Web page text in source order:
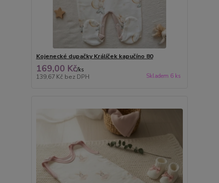
Kojenecké dupačky Králíček kapučíno 80
169,00 Kč/ks
139,67 Kč bez DPH Skladem 6 ks